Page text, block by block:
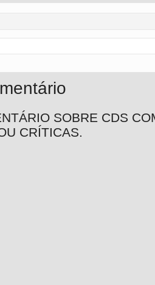
SOBRE CDS
CRÍTICAS.